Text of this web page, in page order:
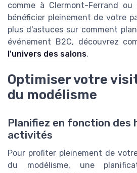
comme à Clermont-Ferrand ou
bénéficier pleinement de votre
plus d'astuces sur comment
événement B2C, découvrez
l'univers des salons.
Optimiser votre
du modélisme
Planifiez en fonction des
activités
Pour profiter pleinement de
du modélisme, une